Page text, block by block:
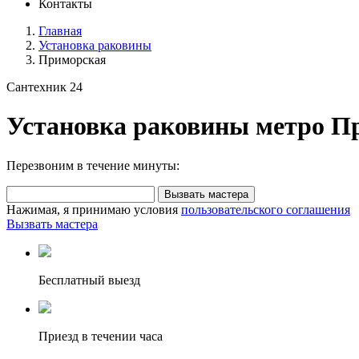
Контакты
Главная
Установка раковины
Приморская
Сантехник 24
Установка раковины метро
Перезвоним в течение минуты:
Вызвать мастера
Нажимая, я принимаю условия пользовательского соглашения
Вызвать мастера
Бесплатный выезд
Приезд в течении часа